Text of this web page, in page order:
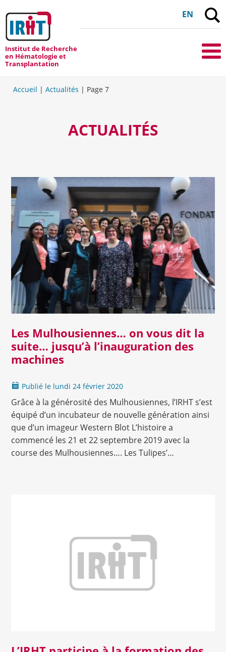
EN
Institut de Recherche
en Hématologie et
Transplantation
Accueil | Actualités | Page 7
ACTUALITÉS
Lire la suite
Les Mulhousiennes… on vous dit la
suite… jusqu’à l’inauguration des
machines
Publié le lundi 24 février 2020
Grâce à la générosité des Mulhousiennes, l’IRHT s’est
équipé d’un incubateur de nouvelle génération ainsi
que d’un imageur Western Blot L’histoire a
commencé les 21 et 22 septembre 2019 avec la
course des Mulhousiennes…. Les Tulipes’…